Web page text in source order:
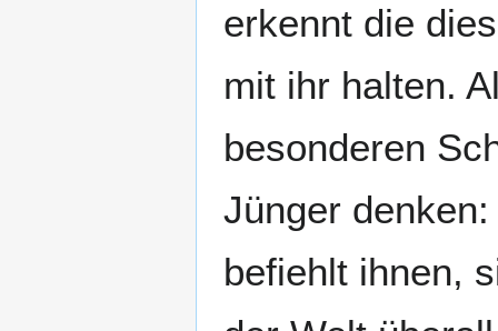
erkennt die
mit ihr halten.
besonderen
Jünger
befiehlt ihnen,